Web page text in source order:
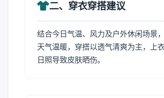
二、穿衣穿搭建议
结合今日气温、风力及户外休闲场景
天气温暖，穿搭以透气清爽为主，上
日照导致皮肤晒伤。